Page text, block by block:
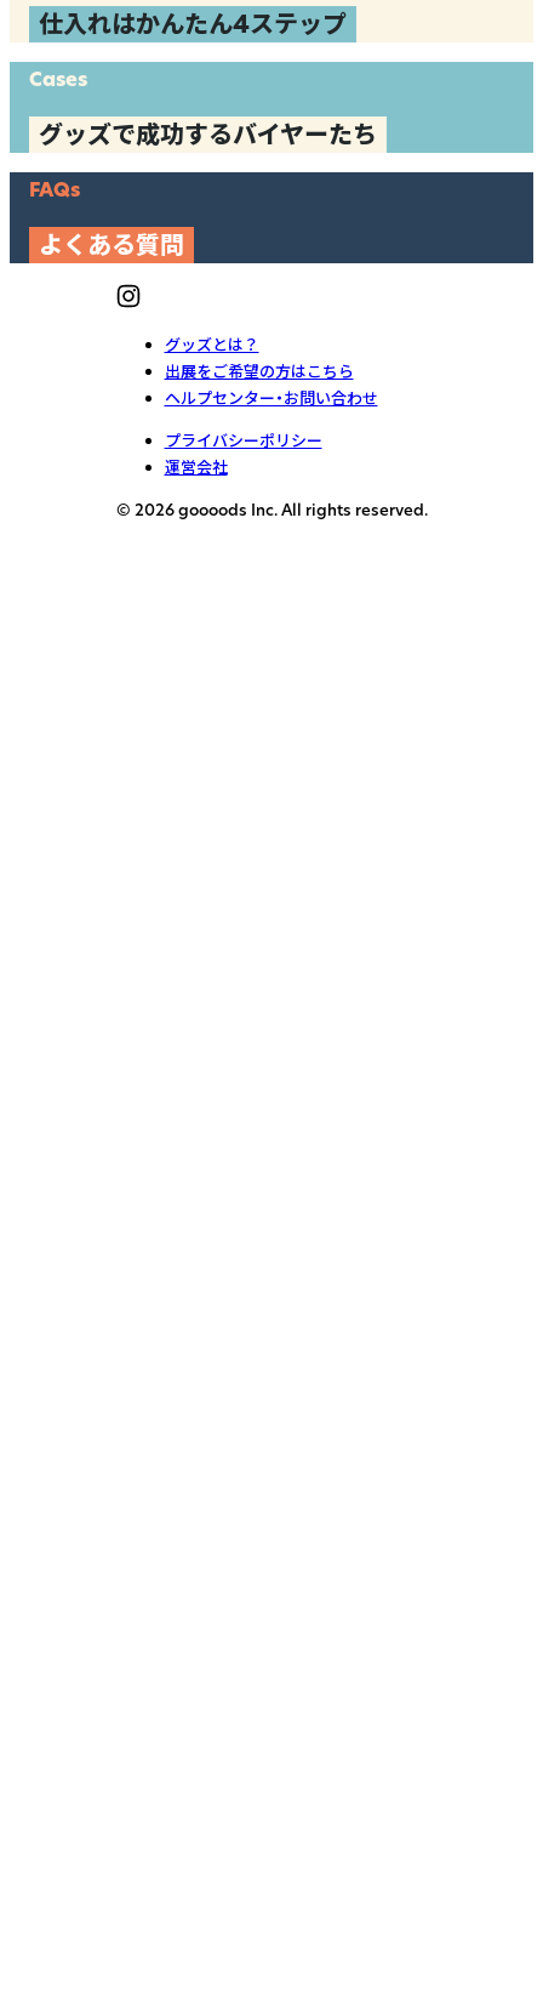
仕入れはかんたん4ステップ
Cases
グッズで成功するバイヤーたち
FAQs
よくある質問
グッズとは？
出展をご希望の方はこちら
ヘルプセンター・お問い合わせ
プライバシーポリシー
運営会社
© 2026 goooods Inc. All rights reserved.